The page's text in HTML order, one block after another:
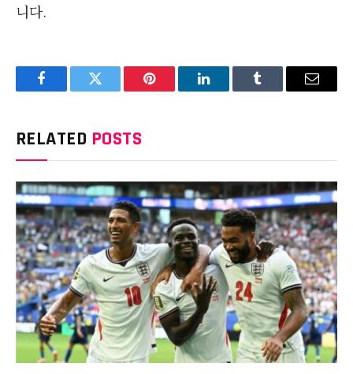
니다.
FacebookTwitter Pinterest LinkedInTumblr Email
RELATED POSTS